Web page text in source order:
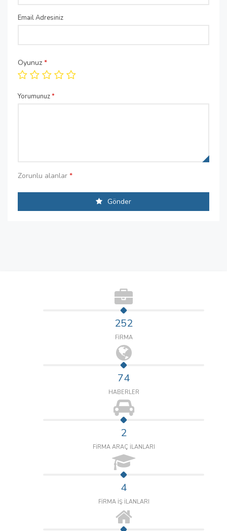
Email Adresiniz
Oyunuz *
Yorumunuz*
Zorunlu alanlar *
Gönder
252
FİRMA
74
HABERLER
2
FİRMA ARAÇ İLANLARI
4
FİRMA İŞ İLANLARI